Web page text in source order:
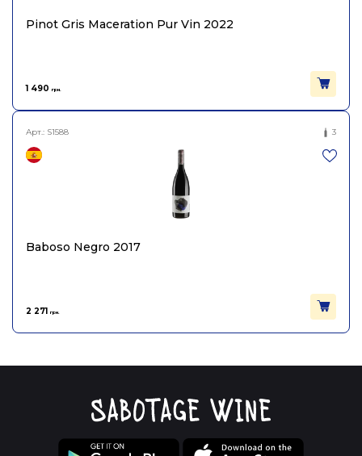
Pinot Gris Maceration Pur Vin 2022
1 490 грн.
Арт.: S1588 3
Baboso Negro 2017
2 271 грн.